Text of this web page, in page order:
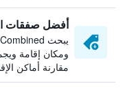
أفضل صفقات
ومكان إقامة
مقارنة أماكن